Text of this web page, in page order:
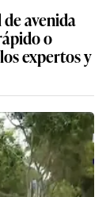
avenida
o
expertos y